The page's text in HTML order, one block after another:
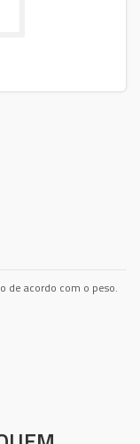
de acordo com o peso.